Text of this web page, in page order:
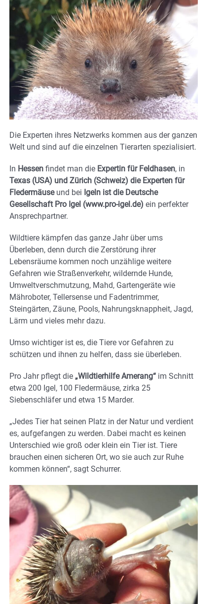
Die Experten ihres Netzwerks kommen aus der ganzen
Welt und sind auf die einzelnen Tierarten spezialisiert.
In Hessen findet man die Expertin für Feldhasen, in
Texas (USA) und Zürich (Schweiz) die Experten für
Fledermäuseund bei Igeln ist die Deutsche
Gesellschaft Pro Igel (www.pro-igel.de) ein perfekter
Ansprechpartner.
Wildtiere kämpfen das ganze Jahr über ums
Überleben, denn durch die Zerstörung ihrer
Lebensräume kommen noch unzählige weitere
Gefahren wie Straßenverkehr, wildernde Hunde,
Umweltverschmutzung, Mahd, Gartengeräte wie
Mähroboter, Tellersense und Fadentrimmer,
Steingärten, Zäune, Pools, Nahrungsknappheit, Jagd,
Lärm und vieles mehr dazu.
Umso wichtiger ist es, die Tiere vor Gefahren zu
schützen und ihnen zu helfen, dass sie überleben.
Pro Jahr pflegt die „Wildtierhilfe Amerang“ im Schnitt
etwa 200 Igel, 100 Fledermäuse, zirka 25
Siebenschläfer und etwa 15 Marder.
„Jedes Tier hat seinen Platz in der Natur und verdient
es, aufgefangen zu werden. Dabei macht es keinen
Unterschied wie groß oder klein ein Tier ist. Tiere
brauchen einen sicheren Ort, wo sie auch zur Ruhe
kommen können“, sagt Schurrer.